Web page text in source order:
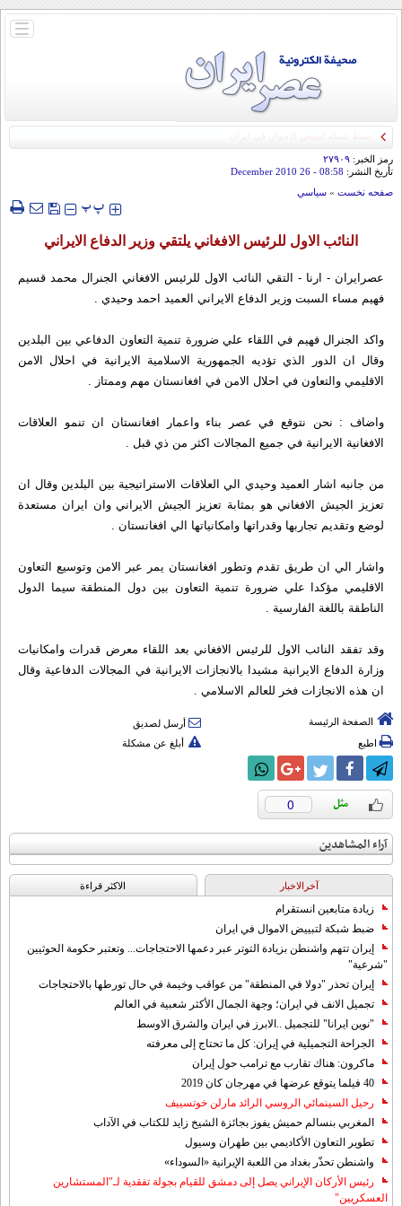
باز
رمز الخبر: ۲۷۹۰۹
تأريخ النشر: 08:58
- 26 December 2010
صفحه نخست » سياسي
‍‍‍ پپ
النائب الاول للرئيس الافغاني يلتقي وزير الدفاع الايراني
عصرایران - ارنا - التقي النائب الاول للرئيس الافغاني الجنرال محمد قسيم
فهيم مساء السبت وزير الدفاع الايراني العميد احمد وحيدي .
واكد الجنرال فهيم في اللقاء علي ضرورة تنمية التعاون الدفاعي بين البلدين
وقال ان الدور الذي تؤديه الجمهورية الاسلامية الايرانية في احلال الامن
الاقليمي والتعاون في احلال الامن في افغانستان مهم وممتاز .
واضاف : نحن نتوقع في عصر بناء واعمار افغانستان ان تنمو العلاقات
الافغانية الايرانية في جميع المجالات اكثر من ذي قبل .
من جانبه اشار العميد وحيدي الي العلاقات الاستراتيجية بين البلدين وقال ان
تعزيز الجيش الافغاني هو بمثابة تعزيز الجيش الايراني وان ايران مستعدة
لوضع وتقديم تجاربها وقدراتها وامكانياتها الي افغانستان .
واشار الي ان طريق تقدم وتطور افغانستان يمر عبر الامن وتوسيع التعاون
الاقليمي مؤكدا علي ضرورة تنمية التعاون بين دول المنطقة سيما الدول
الناطقة باللغة الفارسية .
وقد تفقد النائب الاول للرئيس الافغاني بعد اللقاء معرض قدرات وامكانيات
وزارة الدفاع الايرانية مشيدا بالانجازات الايرانية في المجالات الدفاعية وقال
ان هذه الانجازات فخر للعالم الاسلامي .
الصفحة الرئيسة
أرسل لصديق
اطبع
أبلغ عن مشكلة
0
آراء المشاهدين
آخرالاخبار الاکثر قراءة
زيادة متابعين انستقرام
ضبط شبكة لتبييض الاموال في ايران
إيران تتهم واشنطن بزيادة التوتر عبر دعمها الاحتجاجات... وتعتبر حكومة الحوثيين
"شرعية"
إيران تحذر "دولا في المنطقة" من عواقب وخيمة في حال تورطها بالاحتجاجات
تجميل الانف في ايران؛ وجهة الجمال الأكثر شعبية في العالم
"نوين ايرانا" للتجميل ..الابرز في ايران والشرق الاوسط
الجراحة التجميلية في إيران: كل ما تحتاج إلى معرفته
ماكرون: هناك تقارب مع ترامب حول إيران
40 فيلما يتوقع عرضها في مهرجان كان 2019
رحيل السينمائي الروسي الرائد مارلن خوتسييف
المغربي بنسالم حميش يفوز بجائزة الشيخ زايد للكتاب في الآداب
تطوير التعاون الأكاديمي بين طهران وسيول
واشنطن تحذّر بغداد من اللعبة الإيرانية «السوداء»
رئيس الأركان الإيراني يصل إلى دمشق للقيام بجولة تفقدية لـ"المستشارين
العسكريين"